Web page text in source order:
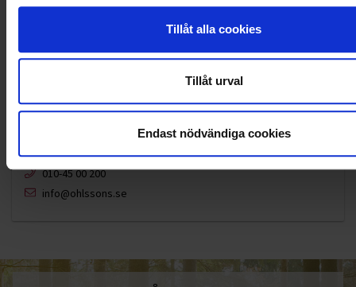
Tillåt alla cookies
Tillåt urval
Endast nödvändiga cookies
010-45 00 200​
info@ohlssons.se